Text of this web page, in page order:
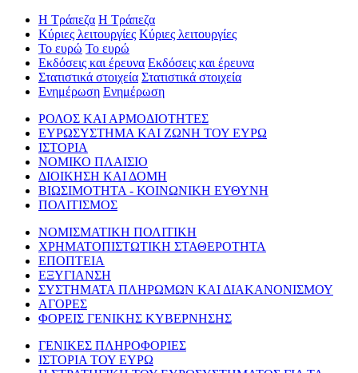
Η Τράπεζα Η Τράπεζα
Κύριες λειτουργίες Κύριες λειτουργίες
Το ευρώ Το ευρώ
Εκδόσεις και έρευνα Εκδόσεις και έρευνα
Στατιστικά στοιχεία Στατιστικά στοιχεία
Ενημέρωση Ενημέρωση
ΡΟΛΟΣ ΚΑΙ ΑΡΜΟΔΙΟΤΗΤΕΣ
ΕΥΡΩΣΥΣΤΗΜΑ ΚΑΙ ΖΩΝΗ ΤΟΥ ΕΥΡΩ
ΙΣΤΟΡΙΑ
ΝΟΜΙΚΟ ΠΛΑΙΣΙΟ
ΔΙΟΙΚΗΣΗ ΚΑΙ ΔΟΜΗ
ΒΙΩΣΙΜΟΤΗΤΑ - ΚΟΙΝΩΝΙΚΗ ΕΥΘΥΝΗ
ΠΟΛΙΤΙΣΜΟΣ
ΝΟΜΙΣΜΑΤΙΚΗ ΠΟΛΙΤΙΚΗ
ΧΡΗΜΑΤΟΠΙΣΤΩΤΙΚΗ ΣΤΑΘΕΡΟΤΗΤΑ
ΕΠΟΠΤΕΙΑ
ΕΞΥΓΙΑΝΣΗ
ΣΥΣΤΗΜΑΤΑ ΠΛΗΡΩΜΩΝ ΚΑΙ ΔΙΑΚΑΝΟΝΙΣΜΟΥ
ΑΓΟΡΕΣ
ΦΟΡΕΙΣ ΓΕΝΙΚΗΣ ΚΥΒΕΡΝΗΣΗΣ
ΓΕΝΙΚΕΣ ΠΛΗΡΟΦΟΡΙΕΣ
ΙΣΤΟΡΙΑ ΤΟΥ ΕΥΡΩ